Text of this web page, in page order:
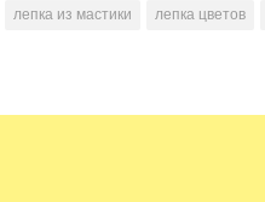
лепка из мастики лепка цветов